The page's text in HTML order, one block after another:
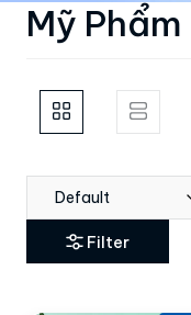
Mỹ Phẩm
Default
Filter